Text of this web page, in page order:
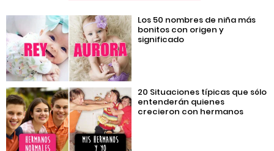
Los 50 nombres de niña más
bonitos con origen y
significado
20 Situaciones típicas que sólo
entenderán quienes
crecieron con hermanos